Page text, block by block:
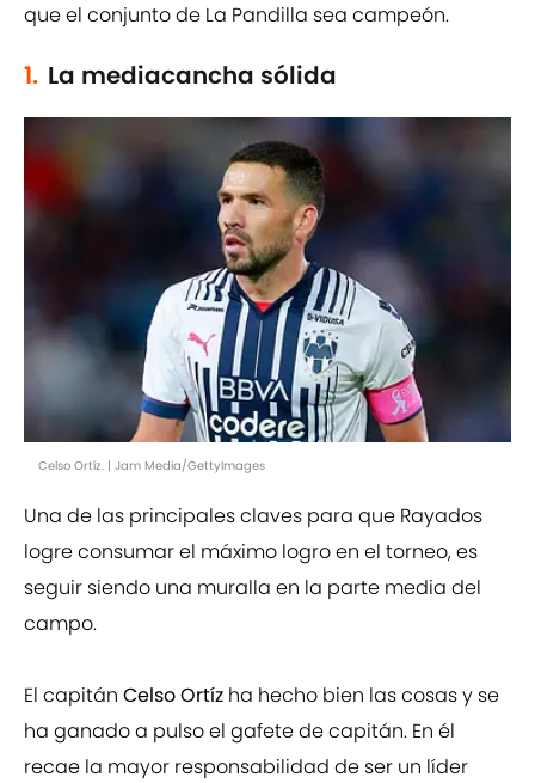
que el conjunto de La Pandilla sea campeón.
1. La mediacancha sólida
Celso Ortíz. | Jam Media/GettyImages
Una de las principales claves para que Rayados
logre consumar el máximo logro en el torneo, es
seguir siendo una muralla en la parte media del
campo.
El capitán Celso Ortíz ha hecho bien las cosas y se
ha ganado a pulso el gafete de capitán. En él
recae la mayor responsabilidad de ser un líder